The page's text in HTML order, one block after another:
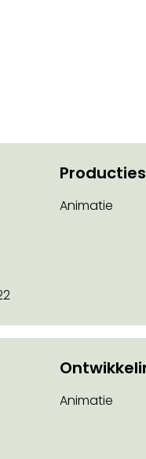
Animatie
Animatie